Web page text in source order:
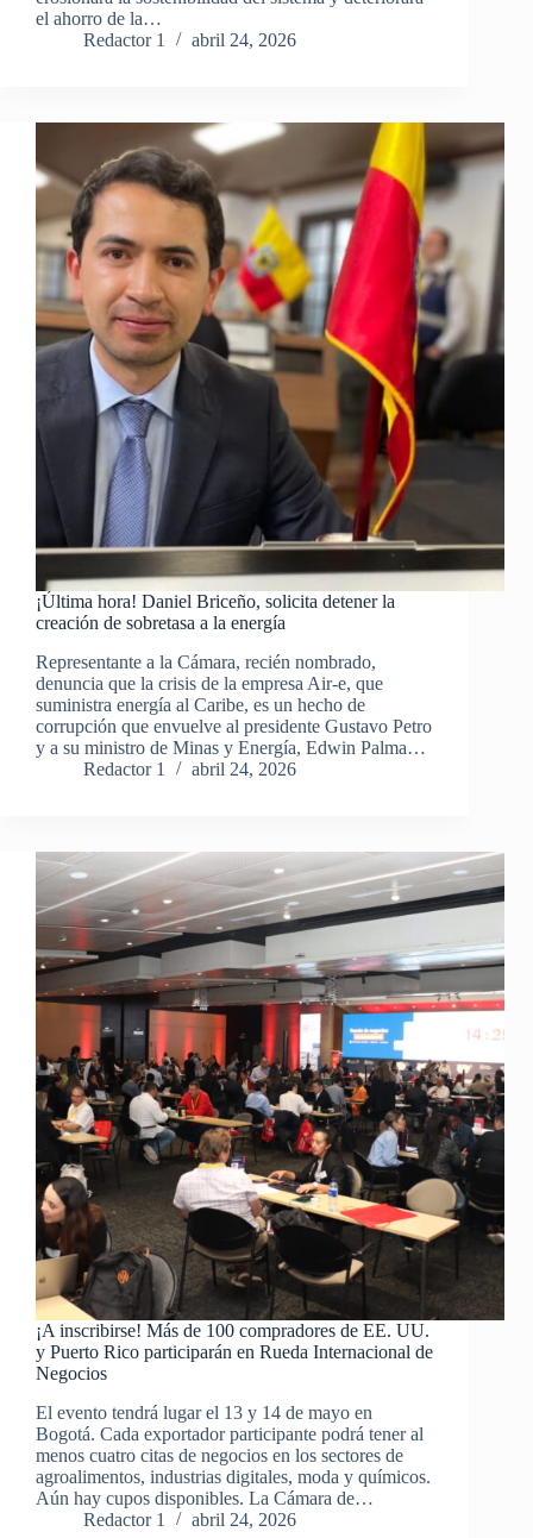
el ahorro de la…
Redactor 1
abril 24, 2026
¡Última hora! Daniel Briceño, solicita detener la
creación de sobretasa a la energía
Representante a la Cámara, recién nombrado,
denuncia que la crisis de la empresa Air-e, que
suministra energía al Caribe, es un hecho de
corrupción que envuelve al presidente Gustavo Petro
y a su ministro de Minas y Energía, Edwin Palma…
Redactor 1
abril 24, 2026
¡A inscribirse! Más de 100 compradores de EE. UU.
y Puerto Rico participarán en Rueda Internacional de
Negocios
El evento tendrá lugar el 13 y 14 de mayo en
Bogotá. Cada exportador participante podrá tener al
menos cuatro citas de negocios en los sectores de
agroalimentos, industrias digitales, moda y químicos.
Aún hay cupos disponibles. La Cámara de…
Redactor 1
abril 24, 2026